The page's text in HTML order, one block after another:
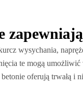
wysychania,
te mogą
oferują trwałą i